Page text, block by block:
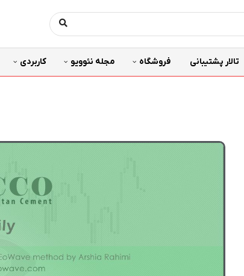
تالار پشتیبانی فروشگاه مجله نئوویو کاربردی